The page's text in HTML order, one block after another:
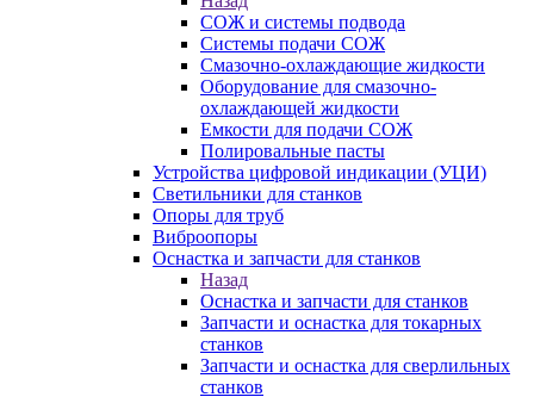
СОЖ и системы подвода
Системы подачи СОЖ
Смазочно-охлаждающие жидкости
Оборудование для смазочно-
охлаждающей жидкости
Емкости для подачи СОЖ
Полировальные пасты
Устройства цифровой индикации (УЦИ)
Светильники для станков
Опоры для труб
Виброопоры
Оснастка и запчасти для станков
Назад
Оснастка и запчасти для станков
Запчасти и оснастка для токарных
станков
Запчасти и оснастка для сверлильных
станков